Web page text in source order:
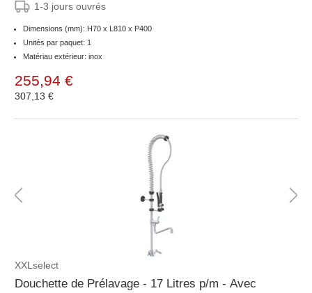
1-3 jours ouvrés
Dimensions (mm): H70 x L810 x P400
Unités par paquet: 1
Matériau extérieur: inox
255,94 €
307,13 €
XXLselect
Douchette de Prélavage - 17 Litres p/m - Avec